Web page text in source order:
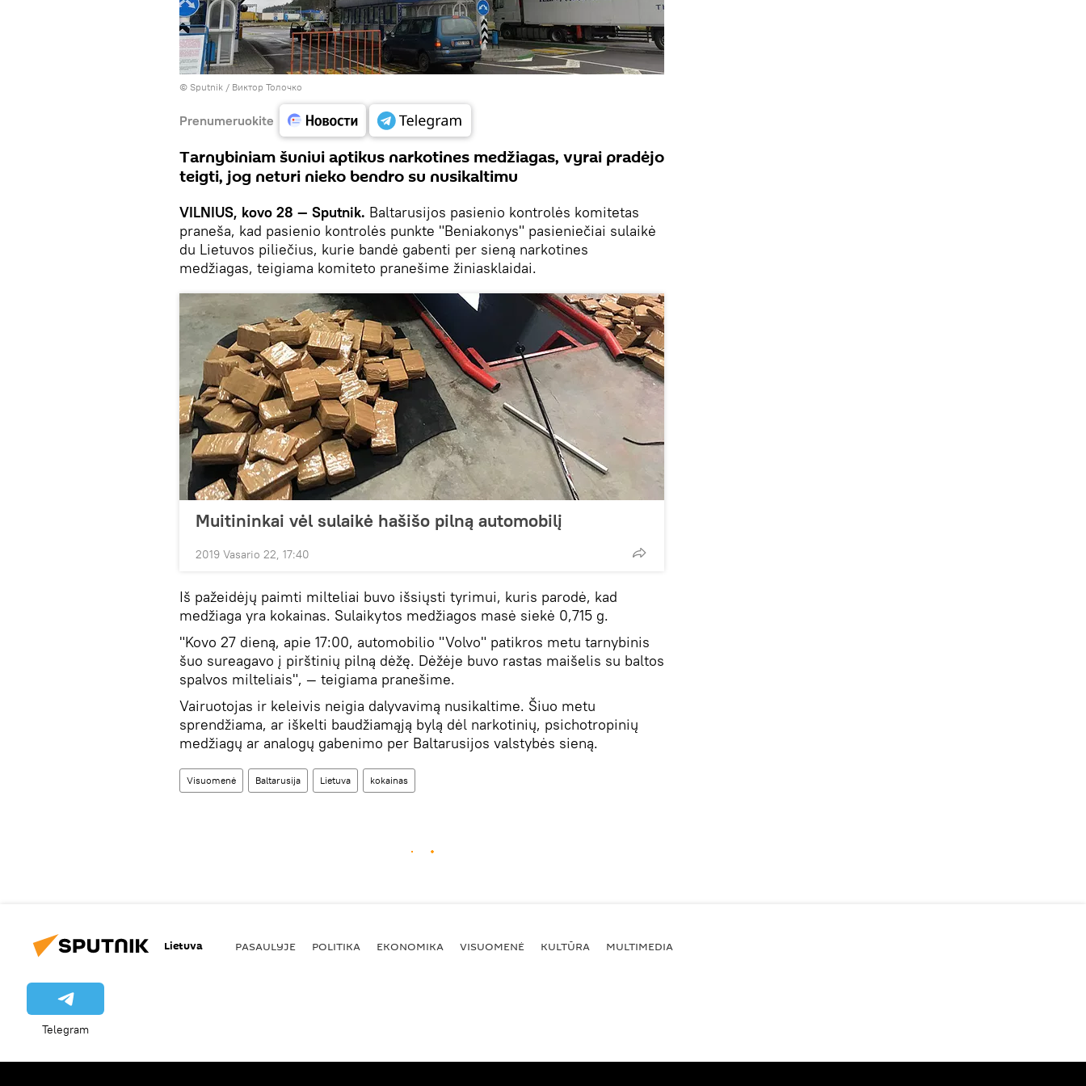
© Sputnik / Виктор Толочко
Prenumeruokite
Tarnybiniam šuniui aptikus narkotines medžiagas, vyrai pradėjo
teigti, jog neturi nieko bendro su nusikaltimu
VILNIUS, kovo 28 — Sputnik. Baltarusijos pasienio kontrolės komitetas
praneša, kad pasienio kontrolės punkte "Beniakonys" pasieniečiai sulaikė
du Lietuvos piliečius, kurie bandė gabenti per sieną narkotines
medžiagas, teigiama komiteto pranešime žiniasklaidai.
Muitininkai vėl sulaikė hašišo pilną automobilį
2019 Vasario 22, 17:40
Iš pažeidėjų paimti milteliai buvo išsiųsti tyrimui, kuris parodė, kad
medžiaga yra kokainas. Sulaikytos medžiagos masė siekė 0,715 g.
"Kovo 27 dieną, apie 17:00, automobilio "Volvo" patikros metu tarnybinis
šuo sureagavo į pirštinių pilną dėžę. Dėžėje buvo rastas maišelis su baltos
spalvos milteliais", — teigiama pranešime.
Vairuotojas ir keleivis neigia dalyvavimą nusikaltime. Šiuo metu
sprendžiama, ar iškelti baudžiamąją bylą dėl narkotinių, psichotropinių
medžiagų ar analogų gabenimo per Baltarusijos valstybės sieną.
Visuomenė Baltarusija Lietuva kokainas
Lietuva PASAULYJE POLITIKA EKONOMIKA VISUOMENĖ KULTŪRA MULTIMEDIA
Telegram